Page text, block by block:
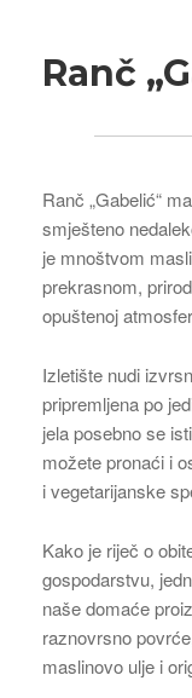
Ranč
Ranč „Gabelić“
smješteno
je mnoštvom
prekrasnom,
opuštenoj
Izletište nudi
pripremljena po
jela posebno se
možete pronaći i
i vegetarijanske
Kako je riječ o
gospodarstvu,
naše domaće
raznovrsno
maslinovo ulje i